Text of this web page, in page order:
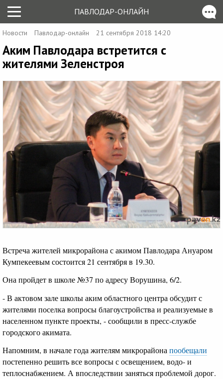
ПАВЛОДАР-ОНЛАЙН
Новости Павлодар-онлайн 21 сентября 2018 14:20
Аким Павлодара встретится с
жителями Зеленстроя
Встреча жителей микрорайона с акимом Павлодара Ануаром
Кумпекеевым состоится 21 сентября в 19.30.
Она пройдет в школе №37 по адресу Ворушина, 6/2.
- В актовом зале школы аким областного центра обсудит с
жителями поселка вопросы благоустройства и реализуемые в
населенном пункте проекты, - сообщили в пресс-службе
городского акимата.
Напомним, в начале года жителям микрорайонапообещали
постепенно решить все вопросы с освещением, водо- и
теплоснабжением. А впоследствии заняться проблемой дорог.